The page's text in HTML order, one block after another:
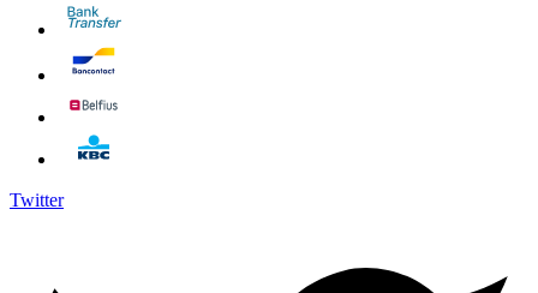
Twitter